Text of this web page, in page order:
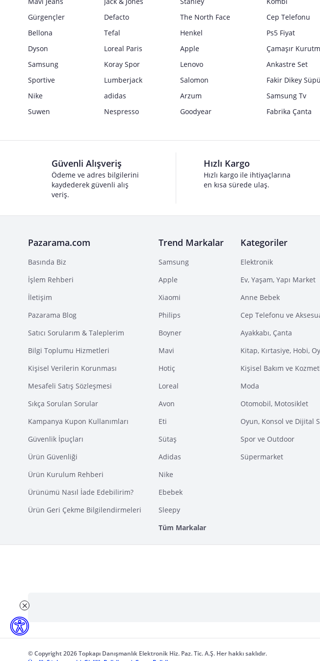
Gürgençler
Defacto
The North Face
Bellona
Tefal
Henkel
Dyson
Loreal Paris
Apple
Samsung
Koray Spor
Lenovo
Sportive
Lumberjack
Salomon
Nike
adidas
Arzum
Suwen
Nespresso Goodyear
Cep Telefonu
Ps5 Fiyat
Çamaşır
Ankastre Set
Fakir Dikey
Samsung Tv
Fabrika Çanta
Güvenli Alışveriş
Ödeme ve adres bilgilerini
kaydederek güvenli alış
veriş.
Hızlı Kargo
Hızlı kargo ile ihtiyaçlarına
en kısa sürede ulaş.
Pazarama.com
Basında Biz
İşlem Rehberi
İletişim
Pazarama Blog
Satıcı Sorularım & Taleplerim
Bilgi Toplumu Hizmetleri
Kişisel Verilerin Korunması
Mesafeli Satış Sözleşmesi
Sıkça Sorulan Sorular
Kampanya Kupon Kullanımları
Güvenlik İpuçları
Ürün Güvenliği
Ürün Kurulum Rehberi
Ürünümü Nasıl İade Edebilirim?
Ürün Geri Çekme Bilgilendirmeleri
Trend Markalar
Samsung
Apple
Xiaomi
Philips
Boyner
Mavi
Hotiç
Loreal
Avon
Eti
Sütaş
Adidas
Nike
Ebebek
Sleepy
Tüm Markalar
Kategoriler
Elektronik
Ev, Yaşam, Yapı Market
Anne Bebek
Cep Telefonu ve
Ayakkabı, Çanta
Kitap, Kırtasiye, Hobi,
Kişisel Bakım ve
Moda
Otomobil, Motosiklet
Oyun, Konsol ve Dijital
Spor ve Outdoor
Süpermarket
© Copyright 2026 Topkapı Danışmanlık Elektronik Hiz. Paz. Tic. A.Ş. Her hakkı saklıdır.